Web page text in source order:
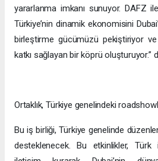
yararlanma imkanı sunuyor. DAFZ ile
Türkiye’nin dinamik ekonomisini
birleştirme gücümüzü pekiştiriyor
katkı sağlayan bir köprü oluşturuyor.”
Ortaklık, Türkiye genelindeki
Bu iş birliği, Türkiye genelinde
desteklenecek. Bu etkinlikler, Türk